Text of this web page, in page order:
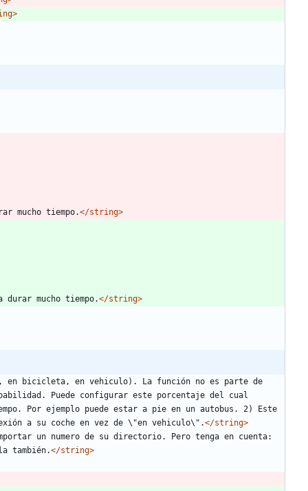
mucho tiempo.</string>
mucho tiempo.</string>
en bicicleta, en vehiculo). La función no es parte de
Puede configurar este porcentaje del cual
Por ejemplo puede estar a pie en un autobus. 2) Este
a su coche en vez de \"en vehiculo\".</string>
un numero de su directorio. Pero tenga en cuenta:
también.</string>